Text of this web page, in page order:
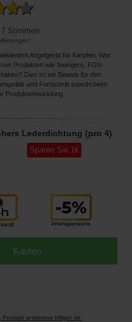
Stimmen
Angelgerät für Karpfen. Wer
Produkten wie Swingers, FOX-
Dies ist ein Beweis für den
und Fortschritt sowohl beim
Produktentwicklung.
Lederdichtung (pro 4)
Sparen Sie 1€
Kaufen
anderswo billiger ist.